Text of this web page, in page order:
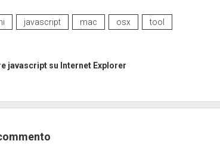
javascript mac osx tool
javascript su Internet Explorer